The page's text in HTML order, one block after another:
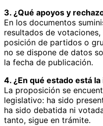
3. ¿Qué apoyos y
En los documentos
resultados de
posición de partidos o
no se dispone de datos
la fecha de publicación.
4. ¿En qué estado está
La proposición se
legislativo: ha sido
ha sido debatida ni
tanto, sigue en trámite.